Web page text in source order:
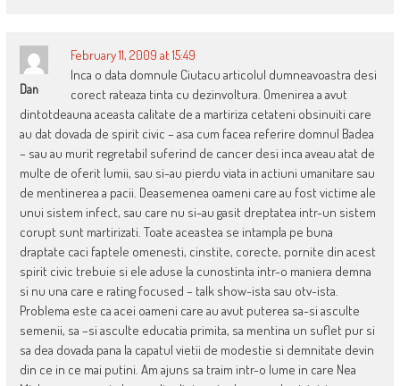
Dan
February 11, 2009 at 15:49
Inca o data domnule Ciutacu articolul dumneavoastra desi
corect rateaza tinta cu dezinvoltura. Omenirea a avut
dintotdeauna aceasta calitate de a martiriza cetateni obsinuiti care
au dat dovada de spirit civic – asa cum facea referire domnul Badea
– sau au murit regretabil suferind de cancer desi inca aveau atat de
multe de oferit lumii, sau si-au pierdu viata in actiuni umanitare sau
de mentinerea a pacii. Deasemenea oameni care au fost victime ale
unui sistem infect, sau care nu si-au gasit dreptatea intr-un sistem
corupt sunt martirizati. Toate aceastea se intampla pe buna
draptate caci faptele omenesti, cinstite, corecte, pornite din acest
spirit civic trebuie si ele aduse la cunostinta intr-o maniera demna
si nu una care e rating focused – talk show-ista sau otv-ista.
Problema este ca acei oameni care au avut puterea sa-si asculte
semenii, sa –si asculte educatia primita, sa mentina un suflet pur si
sa dea dovada pana la capatul vietii de modestie si demnitate devin
din ce in ce mai putini. Am ajuns sa traim intr-o lume in care Nea